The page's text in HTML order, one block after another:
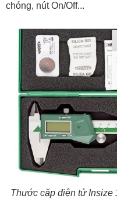
chóng, nút On/Off...
Thước cặp điện tử Insize